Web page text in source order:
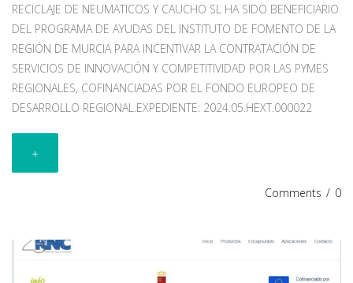
RECICLAJE DE NEUMATICOS Y CAUCHO SL HA SIDO BENEFICIARIO
DEL PROGRAMA DE AYUDAS DEL INSTITUTO DE FOMENTO DE LA
REGIÓN DE MURCIA PARA INCENTIVAR LA CONTRATACIÓN DE
SERVICIOS DE INNOVACIÓN Y COMPETITIVIDAD POR LAS PYMES
REGIONALES, COFINANCIADAS POR EL FONDO EUROPEO DE
DESARROLLO REGIONAL.EXPEDIENTE: 2024.05.HEXT.000022
+
Comments / 0